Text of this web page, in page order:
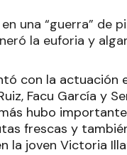
una “guerra” de
la euforia y
con la actuación
Facu García y
hubo
frescas y
la joven Victoria